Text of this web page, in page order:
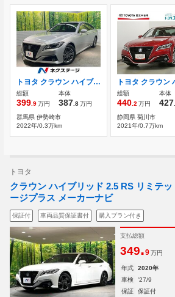
トヨタ クラウン ハイブリッド 2.5 S 後期型 セーフティーパッケージプラス トラ
総額
399.9万円
本体
387.8万円
群馬県 伊勢崎市
2022年/0.3万km
総額
440.2万円
本体
427
静岡県 菊川市
2021年/0.7万km
トヨタ
クラウン ハイブリッド 2.5 RS リミテ
ージプラス メーカーナビ
保証付 車両品質保証書付 購入プラン付き
支払総額
349.9 万円
年式 2020年
車検
'27/9
保証
保証付